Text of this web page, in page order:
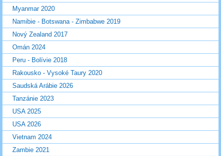
Myanmar 2020
Namibie - Botswana - Zimbabwe 2019
Nový Zealand 2017
Omán 2024
Peru - Bolívie 2018
Rakousko - Vysoké Taury 2020
Saudská Arábie 2026
Tanzánie 2023
USA 2025
USA 2026
Vietnam 2024
Zambie 2021